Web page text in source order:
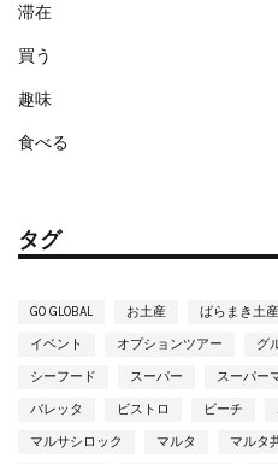
滞在
買う
趣味
食べる
タグ
GO GLOBAL お土産 ばらまき土産
イベント オプションツアー グ
シーフード スーパー スーパー
バレッタ ビストロ ビーチ
マルサシロック マルタ マルタ